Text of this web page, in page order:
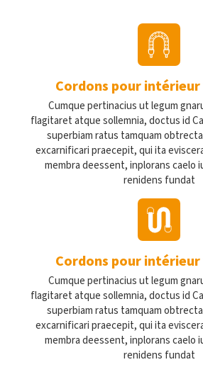
Cordons pour
Cumque pertinacius ut legum
flagitaret atque sollemnia, doctus id
superbiam ratus tamquam
excarnificari praecepit, qui ita
membra deessent, inplorans caelo
renidens fundat
Cordons pour
Cumque pertinacius ut legum
flagitaret atque sollemnia, doctus id
superbiam ratus tamquam
excarnificari praecepit, qui ita
membra deessent, inplorans caelo
renidens fundat